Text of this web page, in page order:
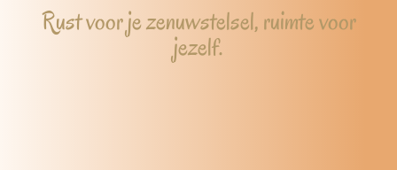
Rust voor je zenuwstelsel, ruimte voor
jezelf.